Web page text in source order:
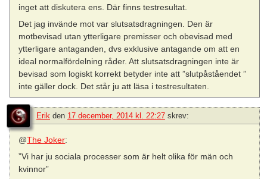
inget att diskutera ens. Där finns testresultat.
Det jag invände mot var slutsatsdragningen. Den är
motbevisad utan ytterligare premisser och obevisad med
ytterligare antaganden, dvs exklusive antagande om att en
ideal normalfördelning råder. Att slutsatsdragningen inte är
bevisad som logiskt korrekt betyder inte att ”slutpåståendet ”
inte gäller dock. Det står ju att läsa i testresultaten.
Erik den 17 december, 2014 kl. 22:27 skrev:
@The Joker:
”Vi har ju sociala processer som är helt olika för män och
kvinnor”